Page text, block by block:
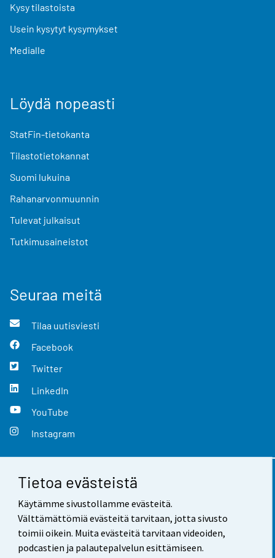
Tietoa evästeistä
Käytämme sivustollamme evästeitä.
Välttämättömiä evästeitä tarvitaan, jotta sivusto
toimii oikein. Muita evästeitä tarvitaan videoiden,
podcastien ja palautepalvelun esittämiseen.
Kysy tilastoista
Usein kysytyt kysymykset
Medialle
Löydä nopeasti
StatFin-tietokanta
Tilastotietokannat
Suomi lukuina
Rahanarvonmuunnin
Tulevat julkaisut
Tutkimusaineistot
Seuraa meitä
Tilaa uutisviesti
Facebook
Twitter
LinkedIn
YouTube
Instagram
Yhteystiedot
Palaute
Käyttöehdot